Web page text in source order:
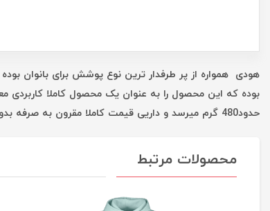
هودی همواره از پر طرفدار ترین نوع پوشش برای بانوان
بوده که این محصول را به عنوان یک محصول کاملا
حدود480 گرم میرسد و داریی قیمت کاملا مقرون به صرفه بدون هیچ واسطه ای است که همه این موارد شما را در یک خرید خوب یاری میکند.
محصولات مرتبط